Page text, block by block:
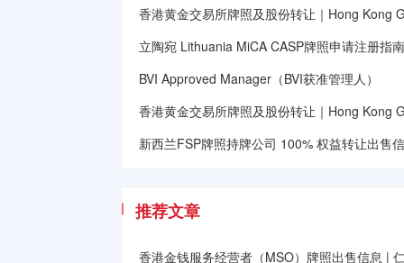
香港黄金交易所牌照及股份转让｜Hong Kong
立陶宛 Lithuania MiCA CASP牌照申请注册指南
BVI Approved Manager（BVI获准管理人）
香港黄金交易所牌照及股份转让｜Hong Kong
新西兰FSP牌照持牌公司 100% 权益转让出售
推荐文章
香港金钱服务经营者（MSO）牌照出售信息 |